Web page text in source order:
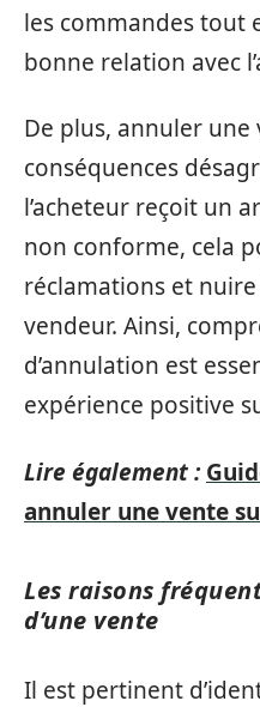
les commandes tout
bonne relation avec
De plus, annuler
conséquences
l’acheteur reçoit un
non conforme, cela
réclamations et
vendeur. Ainsi,
d’annulation est
expérience positive
Lire également :
annuler une vente
Les raisons
d’une vente
Il est pertinent